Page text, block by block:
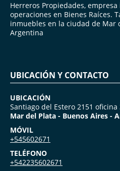
Herreros Propiedades,
operaciones en Bienes Raíces.
inmuebles en la ciudad de Mar
Argentina
UBICACIÓN Y CONTACTO
UBICACIÓN
Santiago del Estero 2151 oficina
Mar del Plata - Buenos Aires -
MÓVIL
+545602671
TELÉFONO
+542235602671